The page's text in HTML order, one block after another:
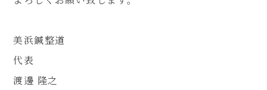
美浜鍼整道
代表
渡邊 隆之